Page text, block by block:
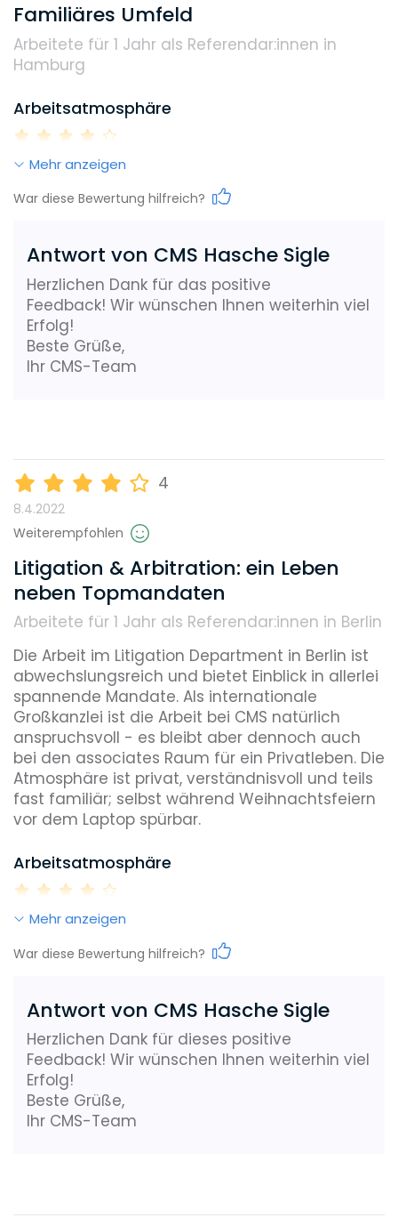
Umweltbewusstsein
Benefits, die dieser Arbeitgeber bietet
Flexible Arbeitszeiten
Familiäres Umfeld
Arbeitete für 1 Jahr als Referendar:innen in
Hamburg
Arbeitsatmosphäre
Karrieremöglichkeiten
Gehalt
Reputation
Diversity
Umweltbewusstsein
Benefits, die dieser Arbeitgeber bietet
Home Office
Mehr anzeigen
War diese Bewertung hilfreich?
Antwort von CMS Hasche Sigle
Herzlichen Dank für das positive
Feedback! Wir wünschen Ihnen weiterhin viel
Erfolg!
Beste Grüße,
Ihr CMS-Team
4
8.4.2022
Weiterempfohlen
Litigation & Arbitration: ein Leben
neben Topmandaten
Arbeitete für 1 Jahr als Referendar:innen in Berlin
Die Arbeit im Litigation Department in Berlin ist
abwechslungsreich und bietet Einblick in allerlei
spannende Mandate. Als internationale
Großkanzlei ist die Arbeit bei CMS natürlich
anspruchsvoll - es bleibt aber dennoch auch
bei den associates Raum für ein Privatleben. Die
Atmosphäre ist privat, verständnisvoll und teils
fast familiär; selbst während Weihnachtsfeiern
vor dem Laptop spürbar.
Arbeitsatmosphäre
Karrieremöglichkeiten
Gehalt
Mehr anzeigen
War diese Bewertung hilfreich?
Antwort von CMS Hasche Sigle
Herzlichen Dank für dieses positive
Feedback! Wir wünschen Ihnen weiterhin viel
Erfolg!
Beste Grüße,
Ihr CMS-Team